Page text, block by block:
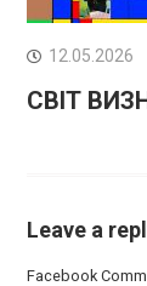
12.05.2026
СВІТ
Leave a
Facebook